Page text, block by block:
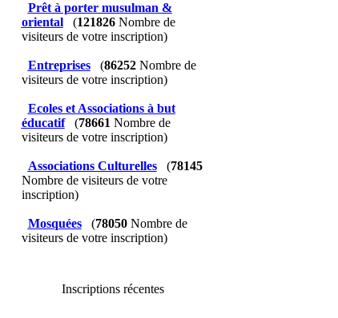
Prêt à porter musulman &
oriental
(121826Nombre de
visiteurs de votre inscription)
Entreprises (86252Nombre de
visiteurs de votre inscription)
Ecoles et Associations à but
éducatif
(78661 Nombre de
visiteurs de votre inscription)
Associations Culturelles (78145
Nombre de visiteurs de votre
inscription)
Mosquées (78050Nombre de
visiteurs de votre inscription)
Inscriptions récentes